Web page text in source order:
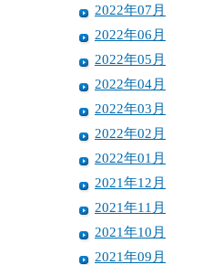
2022年07月
2022年06月
2022年05月
2022年04月
2022年03月
2022年02月
2022年01月
2021年12月
2021年11月
2021年10月
2021年09月